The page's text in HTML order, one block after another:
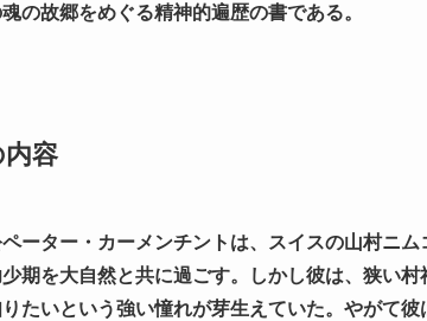
の故郷をめぐる精神的遍歴の書である。
容
ーター・カーメンチントは、スイスの山村ニ
期を大自然と共に過ごす。しかし彼は、狭い
たいという強い憧れが芽生えていた。やがて彼